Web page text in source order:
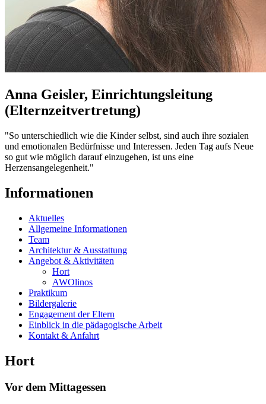
Anna Geisler, Einrichtungsleitung
(Elternzeitvertretung)
"So unterschiedlich wie die Kinder selbst, sind auch ihre sozialen
und emotionalen Bedürfnisse und Interessen. Jeden Tag aufs Neue
so gut wie möglich darauf einzugehen, ist uns eine
Herzensangelegenheit."
Informationen
Aktuelles
Allgemeine Informationen
Team
Architektur & Ausstattung
Angebot & Aktivitäten
Hort
AWOlinos
Praktikum
Bildergalerie
Engagement der Eltern
Einblick in die pädagogische Arbeit
Kontakt & Anfahrt
Hort
Vor dem Mittagessen